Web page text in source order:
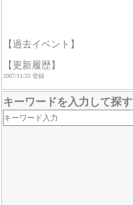
【過去イベント】
【更新履歴】
2007/11/25 登録
キーワードを入力して探す